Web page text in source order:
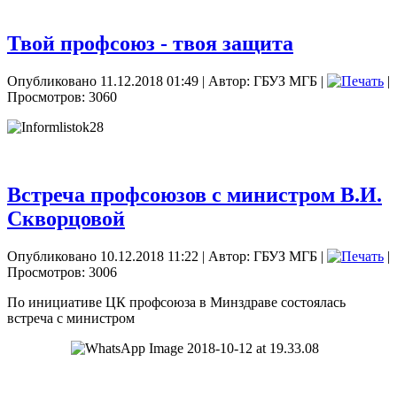
Твой профсоюз - твоя защита
Опубликовано 11.12.2018 01:49 | Автор: ГБУЗ МГБ |
|
Просмотров: 3060
Встреча профсоюзов с министром В.И.
Скворцовой
Опубликовано 10.12.2018 11:22 | Автор: ГБУЗ МГБ |
|
Просмотров: 3006
По инициативе ЦК профсоюза в Минздраве состоялась
встреча с министром